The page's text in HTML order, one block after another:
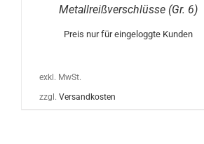
Metallreißverschlüsse (Gr. 6)
Preis nur für eingeloggte Kunden
exkl. MwSt.
zzgl. Versandkosten